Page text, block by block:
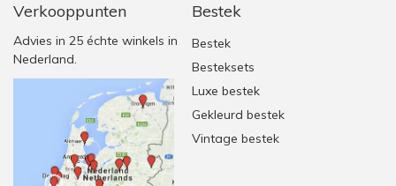
Verkooppunten
Advies in 25 échte winkels in
Nederland.
Bestek
Bestek
Besteksets
Luxe bestek
Gekleurd bestek
Vintage bestek